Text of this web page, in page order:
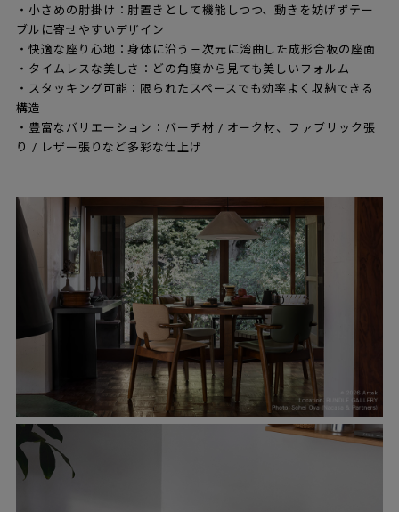
・小さめの肘掛け：肘置きとして機能しつつ、動きを妨げずテー
ブルに寄せやすいデザイン
・快適な座り心地：身体に沿う三次元に湾曲した成形合板の座面
・タイムレスな美しさ：どの角度から見ても美しいフォルム
・スタッキング可能：限られたスペースでも効率よく収納できる
構造
・豊富なバリエーション：バーチ材 / オーク材、ファブリック張
り / レザー張りなど多彩な仕上げ